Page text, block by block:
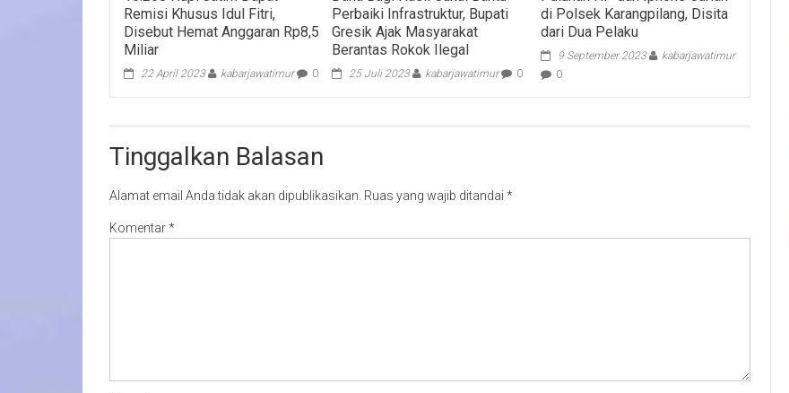
Remisi Khusus Idul Fitri,
Disebut Hemat Anggaran Rp8,5
Miliar
22 April 2023 kabarjawatimur 0
Perbaiki Infrastruktur, Bupati
Gresik Ajak Masyarakat
Berantas Rokok Ilegal
25 Juli 2023 kabarjawatimur 0
di Polsek Karangpilang, Disita
dari Dua Pelaku
9 September 2023
kabarjawatimur
0
Tinggalkan Balasan
Alamat email Anda tidak akan dipublikasikan. Ruas yang wajib ditandai *
Komentar*